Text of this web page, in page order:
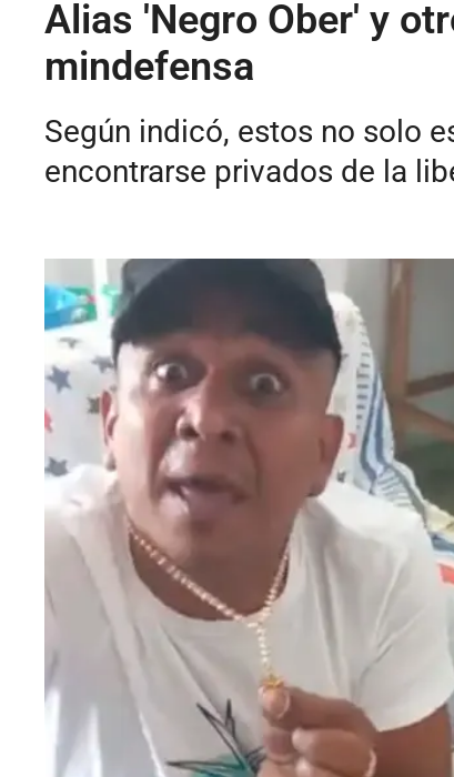
Alias 'Negro Ober' y
mindefensa
Según indicó, estos no solo
encontrarse privados de la